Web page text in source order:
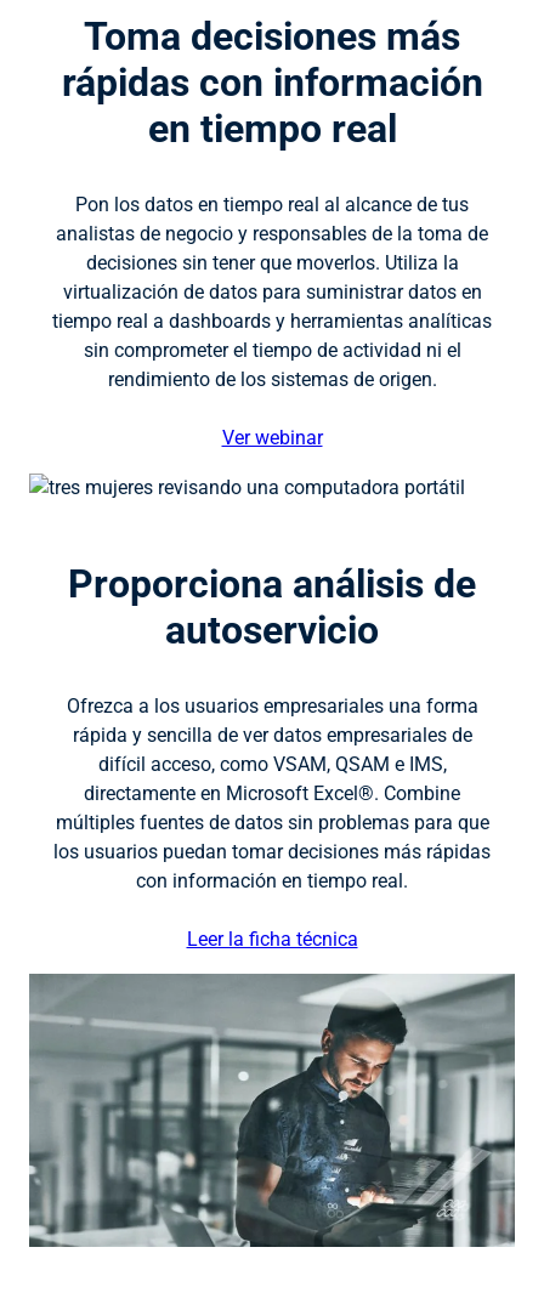
Toma decisiones más
rápidas con información
en tiempo real
Pon los datos en tiempo real al alcance de tus
analistas de negocio y responsables de la toma de
decisiones sin tener que moverlos. Utiliza la
virtualización de datos para suministrar datos en
tiempo real a dashboards y herramientas analíticas
sin comprometer el tiempo de actividad ni el
rendimiento de los sistemas de origen.
Ver webinar
Proporciona análisis de
autoservicio
Ofrezca a los usuarios empresariales una forma
rápida y sencilla de ver datos empresariales de
difícil acceso, como VSAM, QSAM e IMS,
directamente en Microsoft Excel®. Combine
múltiples fuentes de datos sin problemas para que
los usuarios puedan tomar decisiones más rápidas
con información en tiempo real.
Leer la ficha técnica